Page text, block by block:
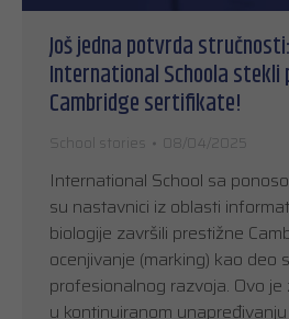
Još jedna potvrda
International Schoola stekli
Cambridge sertifikate!
School stories 08/04/2025
International School sa
su nastavnici iz oblasti
biologije završili prestižne
ocenjivanje (marking) kao deo
profesionalnog razvoja. Ovo je
u kontinuiranom